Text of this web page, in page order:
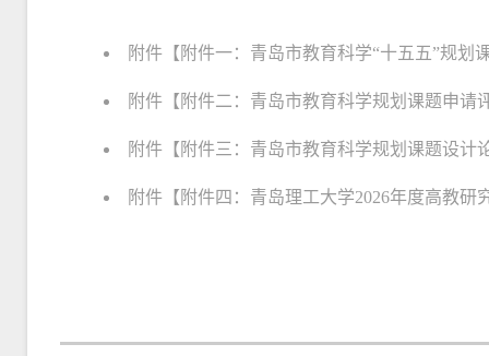
附件【 附件一：青岛市教育科学“十五五”规划
附件【 附件二：青岛市教育科学规划课题申请
附件【 附件三：青岛市教育科学规划课题设计
附件【 附件四：青岛理工大学2026年度高教研